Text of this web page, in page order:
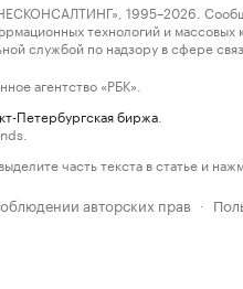
1995–2026.
технологий и
службой по надзору в сфере
агентство «РБК».
Петербургская биржа
часть текста в статье и
авторских прав ·